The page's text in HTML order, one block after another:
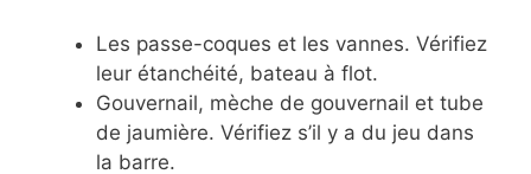
Les passe-coques et les vannes. Vérifiez
leur étanchéité, bateau à flot.
Gouvernail, mèche de gouvernail et tube
de jaumière. Vérifiez s’il y a du jeu dans
la barre.